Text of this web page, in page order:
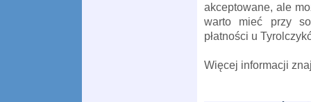
akceptowane, ale
warto mieć przy
płatności u
Więcej informacji